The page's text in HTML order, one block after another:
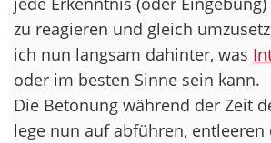
zu reagieren und gleich
ich nun langsam dahinter, was
oder im besten Sinne sein kann.
Die Betonung während der Zeit
lege nun auf abführen, entleeren